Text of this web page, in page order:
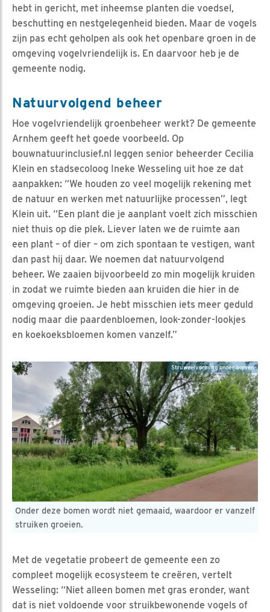
hebt in gericht, met inheemse planten die voedsel,
beschutting en nestgelegenheid bieden. Maar de vogels
zijn pas echt geholpen als ook het openbare groen in de
omgeving vogelvriendelijk is. En daarvoor heb je de
gemeente nodig.
Natuurvolgend beheer
Hoe vogelvriendelijk groenbeheer werkt? De gemeente
Arnhem geeft het goede voorbeeld. Op
bouwnatuurinclusief.nl leggen senior beheerder Cecilia
Klein en stadsecoloog Ineke Wesseling uit hoe ze dat
aanpakken: “We houden zo veel mogelijk rekening met
de natuur en werken met natuurlijke processen”, legt
Klein uit. “Een plant die je aanplant voelt zich misschien
niet thuis op die plek. Liever laten we de ruimte aan
een plant – of dier – om zich spontaan te vestigen, want
dan past hij daar. We noemen dat natuurvolgend
beheer. We zaaien bijvoorbeeld zo min mogelijk kruiden
in zodat we ruimte bieden aan kruiden die hier in de
omgeving groeien. Je hebt misschien iets meer geduld
nodig maar die paardenbloemen, look-zonder-lookjes
en koekoeksbloemen komen vanzelf.”
Onder deze bomen wordt niet gemaaid, waardoor er vanzelf
struiken groeien.
Struweelvorming onder bomen
Met de vegetatie probeert de gemeente een zo
compleet mogelijk ecosysteem te creëren, vertelt
Wesseling: “Niet alleen bomen met gras eronder, want
dat is niet voldoende voor struikbewonende vogels of